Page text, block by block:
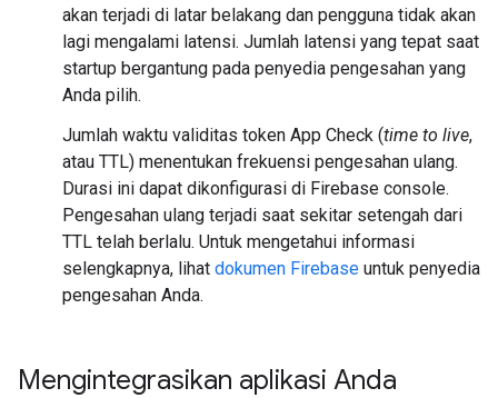
akan terjadi di latar belakang dan pengguna tidak akan
lagi mengalami latensi. Jumlah latensi yang tepat saat
startup bergantung pada penyedia pengesahan yang
Anda pilih.
Jumlah waktu validitas token App Check (time to live,
atau TTL) menentukan frekuensi pengesahan ulang.
Durasi ini dapat dikonfigurasi di Firebase console.
Pengesahan ulang terjadi saat sekitar setengah dari
TTL telah berlalu. Untuk mengetahui informasi
selengkapnya, lihat dokumen Firebase untuk penyedia
pengesahan Anda.
Mengintegrasikan aplikasi Anda